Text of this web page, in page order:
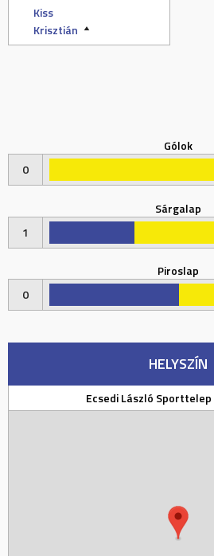
Kiss
Krisztián
Gólok
0
Sárgalap
1
Piroslap
0
HELYSZÍN
Ecsedi László